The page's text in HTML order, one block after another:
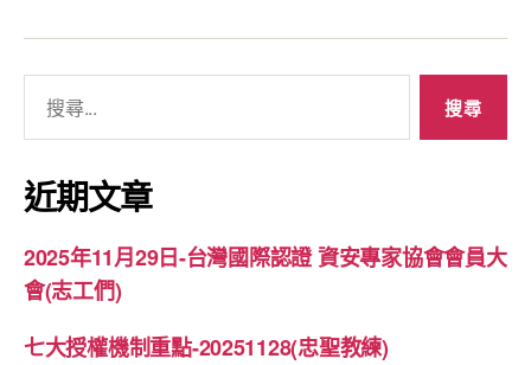
鍵
字:
近期文章
2025年11月29日-台灣國際認證 資安專家協會會員大
會(志工們)
七大授權機制重點-20251128(忠聖教練)